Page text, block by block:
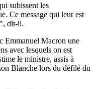
subissent les
Ce message qui leur est
dit-il.
Emmanuel Macron une
avec lesquels on est
le ministre, assis à
Blanche lors du défilé du